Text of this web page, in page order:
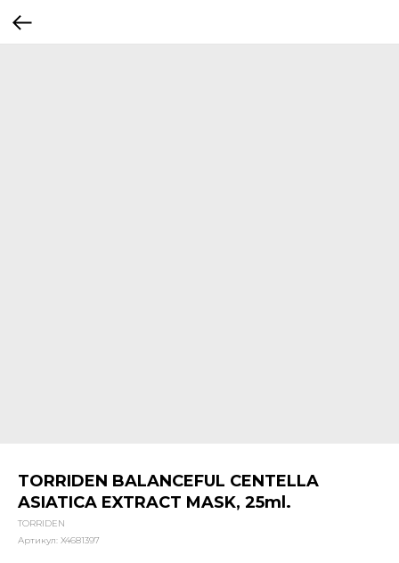
TORRIDEN BALANCEFUL CENTELLA
ASIATICA EXTRACT MASK, 25ml.
TORRIDEN
Артикул: X4681397